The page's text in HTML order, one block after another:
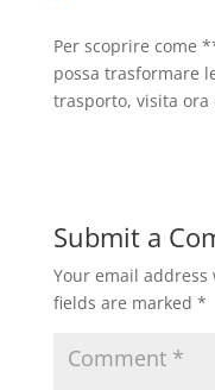
Per scoprire come
possa trasformare
trasporto, visita ora
Submit a
Your email
fields are marked *